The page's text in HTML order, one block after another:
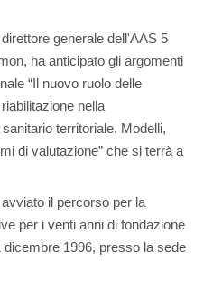
generale dell'AAS 5
ha anticipato gli argomenti
“Il nuovo ruolo delle
nella
territoriale. Modelli,
di valutazione” che si terrà a
il percorso per la
per i venti anni di fondazione
1996, presso la sede